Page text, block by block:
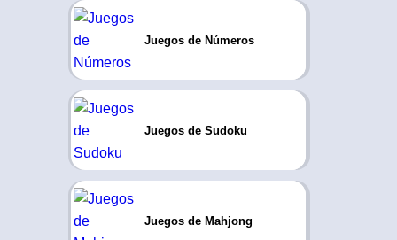
Juegos de Números
Juegos de Sudoku
Juegos de Mahjong